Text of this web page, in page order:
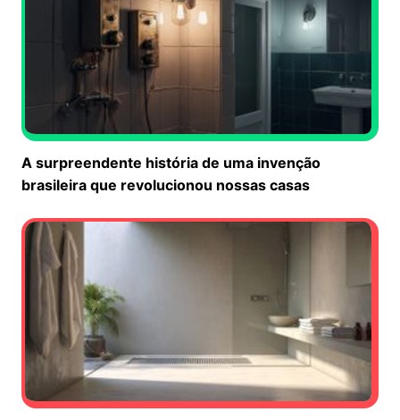
A surpreendente história de uma invenção
brasileira que revolucionou nossas casas